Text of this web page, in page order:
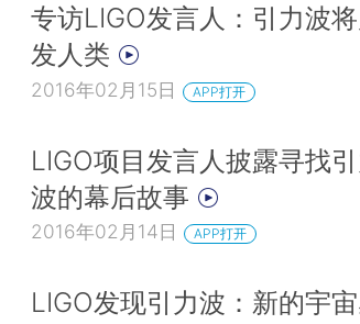
专访LIGO发言人：引力波
发人类
2016年02月15日 APP打开
LIGO项目发言人披露寻找
波的幕后故事
2016年02月14日 APP打开
LIGO发现引力波：新的宇